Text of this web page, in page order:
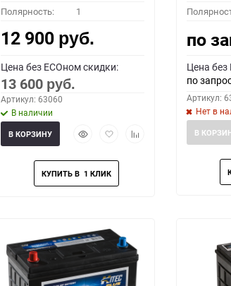
Полярность: 1
12 900 руб.
Цена без ECOном скидки:
13 600 руб.
Артикул: 63060
В наличии
БыстрыйДобавить
избранное
Добавить
В КОРЗИНУ
по
Цена без
по
Артикул:
Нет в
В